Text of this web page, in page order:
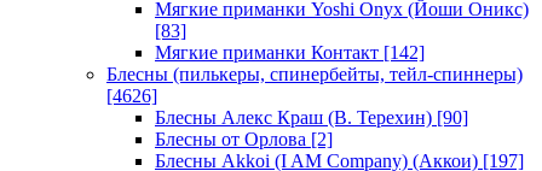
Мягкие приманки Yoshi Onyx (Йоши Оникс)
[83]
Мягкие приманки Контакт [142]
Блесны (пилькеры, спинербейты, тейл-спиннеры)
[4626]
Блесны Алекс Краш (В. Терехин) [90]
Блесны от Орлова [2]
Блесны Akkoi (I AM Company) (Аккои) [197]